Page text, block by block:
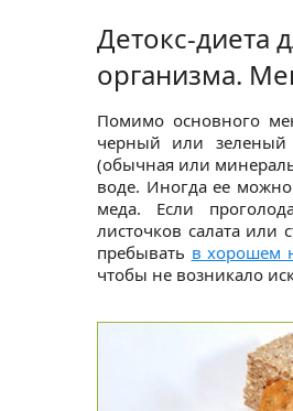
Детокс-диета
организма.
Помимо основного
черный или
(обычная или
воде. Иногда ее
меда. Если
листочков салата или
пребывать в хорошем
чтобы не возникало